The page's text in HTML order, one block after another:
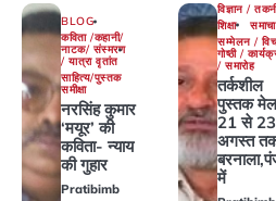
BLOG
कविता /कहानी/
नाटक/ संस्मरण
/ यात्रा वृतांत
साहित्य/पुस्तक
समीक्षा
नरसिंह कुमार
‘मयूर’ की
कविता- न्याय
की गुहार
Pratibimb
विज्ञान /
शिक्षा
सम्मेलन /
गोष्ठी /
/ समारोह
तर्कशील
पुस्तक
21 से 23
अगस्त
में